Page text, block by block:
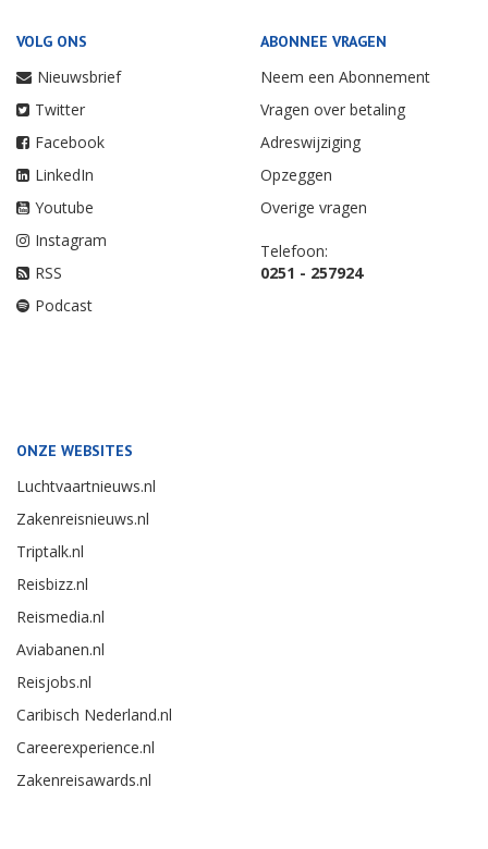
VOLG ONS
Nieuwsbrief
Twitter
Facebook
LinkedIn
Youtube
Instagram
RSS
Podcast
ABONNEE VRAGEN
Neem een Abonnement
Vragen over betaling
Adreswijziging
Opzeggen
Overige vragen
Telefoon:
0251 - 257924
ONZE WEBSITES
Luchtvaartnieuws.nl
Zakenreisnieuws.nl
Triptalk.nl
Reisbizz.nl
Reismedia.nl
Aviabanen.nl
Reisjobs.nl
Caribisch Nederland.nl
Careerexperience.nl
Zakenreisawards.nl